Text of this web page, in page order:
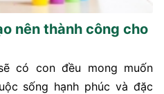
nên thành công cho
có con đều mong muốn
sống hạnh phúc và đặc